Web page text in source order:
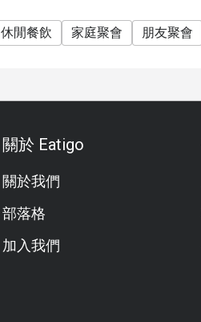
休閒餐飲 家庭聚會 朋友聚會
關於 Eatigo
關於我們
部落格
加入我們